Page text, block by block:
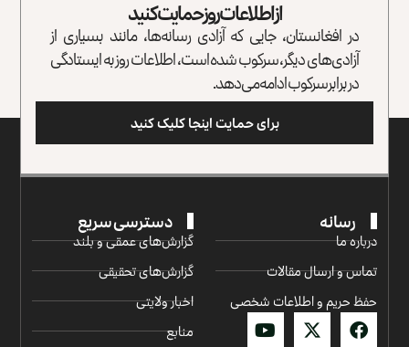
از اطلاعات روز حمایت کنید
در افغانستان، جایی که آزادی رسانه‌ها، مانند بسیاری از
آزادی‌های دیگر، سرکوب شده است، اطلاعات روز به ایستادگی
در برابر سرکوب ادامه می‌دهد.
برای حمایت اینجا کلیک کنید
رسانه
درباره ما
تماس و ارسال مقالات
حفظ حریم و اطلاعات شخصی
دسترسی سریع
گزارش‌‌های عمقی و بلند
گزارش‌های تحقیقی
اخبار ولایتی
منابع